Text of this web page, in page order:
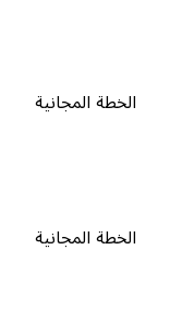
الخطة المجانية
الخطة المجانية